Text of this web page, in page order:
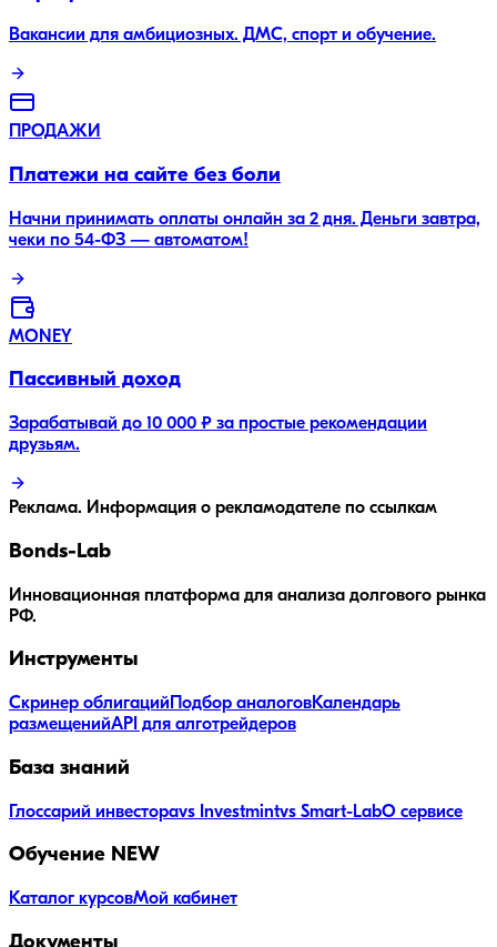
Вакансии для амбициозных. ДМС, спорт и обучение.
ПРОДАЖИ
Платежи на сайте без боли
Начни принимать оплаты онлайн за 2 дня. Деньги завтра,
чеки по 54-ФЗ — автоматом!
MONEY
Пассивный доход
Зарабатывай до 10 000 ₽ за простые рекомендации
друзьям.
Реклама. Информация о рекламодателе по ссылкам
Bonds-Lab
Инновационная платформа для анализа долгового рынка
РФ.
Инструменты
Скринер облигаций Подбор аналоговКалендарь
размещенийAPI для алготрейдеров
База знаний
Глоссарий инвестораvs Investmintvs Smart-LabО сервисе
Обучение NEW
Каталог курсовМой кабинет
Документы